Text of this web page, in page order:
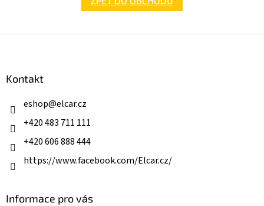
Kontakt
eshop@elcar.cz
+420 483 711 111
+420 606 888 444
https://www.facebook.com/Elcar.cz/
Informace pro vás